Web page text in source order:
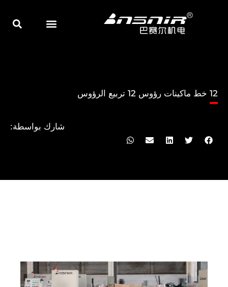
12 خط ماكينات رؤوس 12 تربيع الرؤوس
شارك بواسطة: